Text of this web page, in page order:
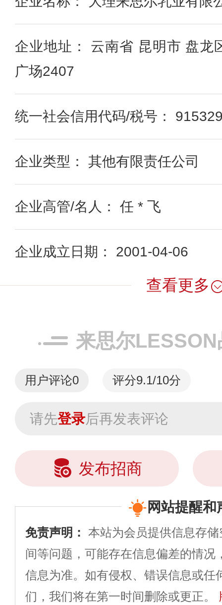
企业地址： 云南省 昆明市 盘龙
广场2407
统一社会信用代码/税号：
企业类型： 其他有限责任公司
企业高管/名人： 任 * 飞
企业成立日期： 2001-04-06
查看更多
来思尔
用户评论0 评分9.1/10分
请先登录后再发表评论
发布招商
网站提醒和
免责声明： 本站为会员提供信息存
间等问题，可能存在信息偏差的情况
信息为准。如有侵权、错误信息或任
们，我们将在第一时间删除或更正。